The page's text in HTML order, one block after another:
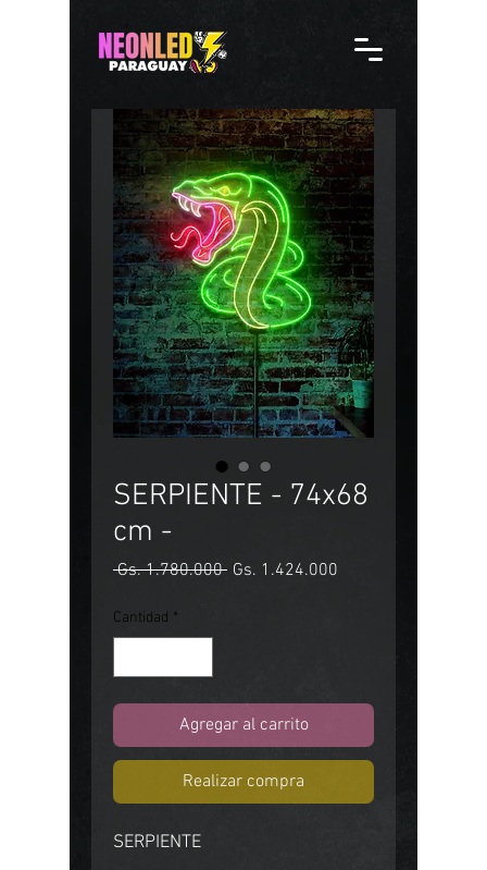
SERPIENTE - 74x68
cm -
Gs. 1.780.000 Precio
Gs. 1.424.000
Cantidad *
Agregar al carrito
Realizar compra
SERPIENTE